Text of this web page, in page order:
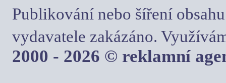
Publikování nebo šíření
vydavatele zakázáno.
2000 - 2026 © reklamní